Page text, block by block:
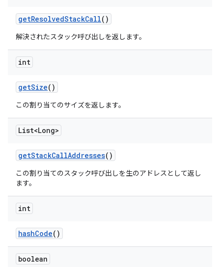
getResolvedStackCall()
解決されたスタック呼び出しを返します。
int
getSize()
この割り当てのサイズを返します。
List<Long>
getStackCallAddresses()
この割り当てのスタック呼び出しを生のアドレスとして返し
ます。
int
hashCode()
boolean